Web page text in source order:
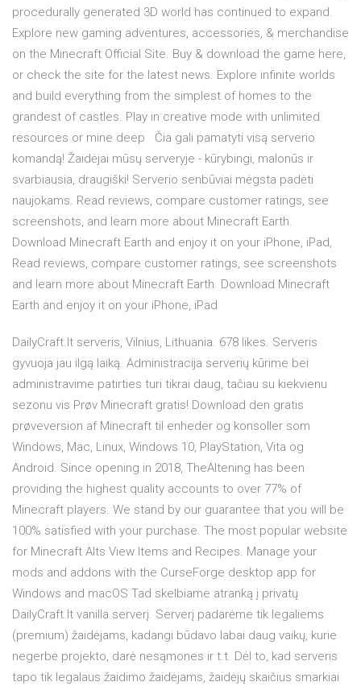
procedurally generated 3D world has continued to expand.
Explore new gaming adventures, accessories, & merchandise
on the Minecraft Official Site. Buy & download the game here,
or check the site for the latest news. Explore infinite worlds
and build everything from the simplest of homes to the
grandest of castles. Play in creative mode with unlimited
resources or mine deep Čia gali pamatyti visą serverio
komandą! Žaidėjai mūsų serveryje - kūrybingi, malonūs ir
svarbiausia, draugiški! Serverio senbūviai mėgsta padėti
naujokams. Read reviews, compare customer ratings, see
screenshots, and learn more about Minecraft Earth.
Download Minecraft Earth and enjoy it on your iPhone, iPad,
Read reviews, compare customer ratings, see screenshots
and learn more about Minecraft Earth. Download Minecraft
Earth and enjoy it on your iPhone, iPad
DailyCraft.lt serveris, Vilnius, Lithuania. 678 likes. Serveris
gyvuoja jau ilgą laiką. Administracija serverių kūrime bei
administravime patirties turi tikrai daug, tačiau su kiekvienu
sezonu vis Prøv Minecraft gratis! Download den gratis
prøveversion af Minecraft til enheder og konsoller som
Windows, Mac, Linux, Windows 10, PlayStation, Vita og
Android. Since opening in 2018, TheAltening has been
providing the highest quality accounts to over 77% of
Minecraft players. We stand by our guarantee that you will be
100% satisfied with your purchase. The most popular website
for Minecraft Alts View Items and Recipes. Manage your
mods and addons with the CurseForge desktop app for
Windows and macOS Tad skelbiame atranką į privatų
DailyCraft.lt vanilla serverį. Serverį padarėme tik legaliems
(premium) žaidėjams, kadangi būdavo labai daug vaikų, kurie
negerbė projekto, darė nesąmones ir t.t. Dėl to, kad serveris
tapo tik legalaus žaidimo žaidėjams, žaidėjų skaičius smarkiai